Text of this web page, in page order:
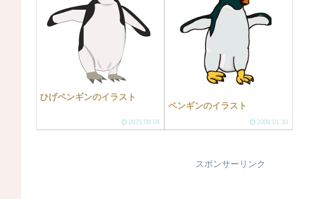
ひげペンギンのイラスト
2021.08.04
ペンギンのイラスト
2009.01.30
スポンサーリンク